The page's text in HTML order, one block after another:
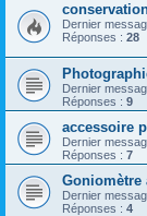
Dernier
Réponses : 28
Dernier
Réponses : 9
accessoire
Dernier
Réponses : 7
Goniomètre
Dernier
Réponses : 4